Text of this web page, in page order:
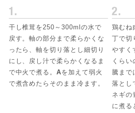
干し椎茸を250～300mlの水で
戻す。軸の部分まで柔らかくな
ったら、軸を切り落とし細切り
にし、戻し汁で柔らかくなるま
で中火で煮る。Aを加えて弱火
で煮含めたらそのまま冷ます。
鶏むね
丁で切
やすく
くら
騰まで
落とし
ネギの
に煮る